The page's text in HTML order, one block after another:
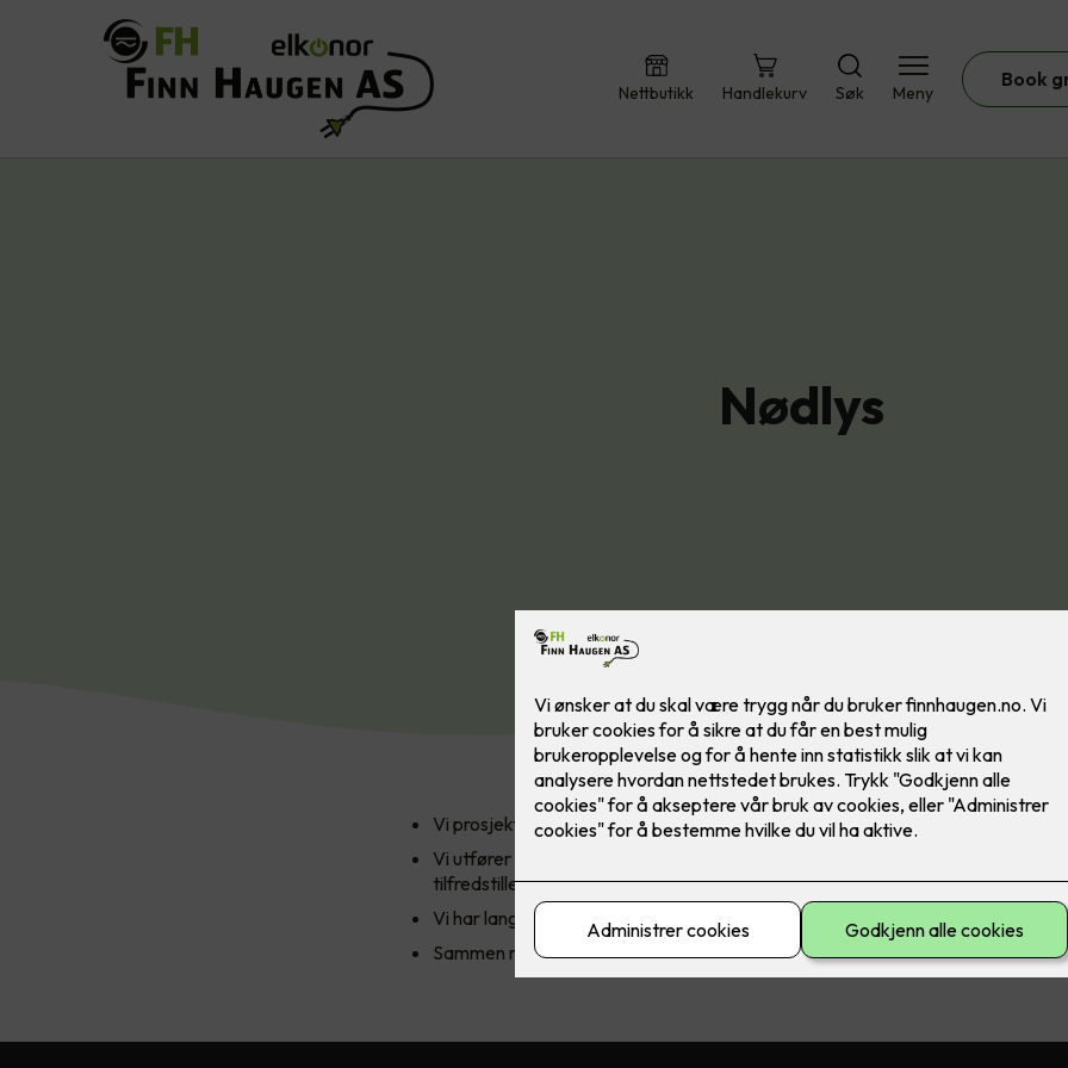
Nettbutikk Handlekurv Søk Meny
Book
Nødlys
Vi prosjekterer og leverer komplette nødlysanlegg som tilfredstiller regelverket.
Vi utfører også de årlige service-avtaler på disse anlegg. Dette utføres
tilfredstiller kravene i internkontrollen.
Vi har lang erfaring i prosjektering, levering og montering av alle typer
Sammen med våre seriøse leverandører kan vi sammen levere optimale